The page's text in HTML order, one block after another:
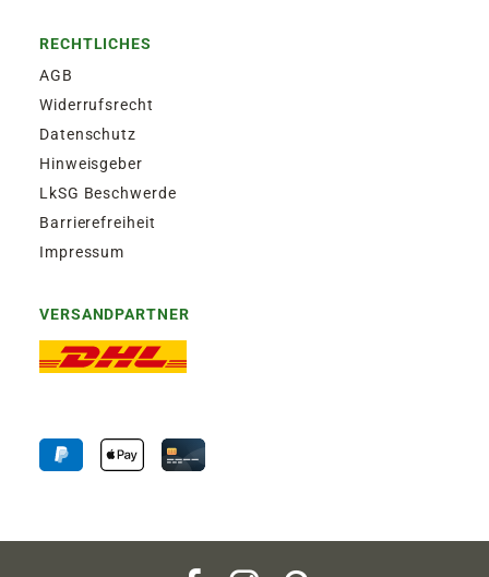
RECHTLICHES
AGB
Widerrufsrecht
Datenschutz
Hinweisgeber
LkSG Beschwerde
Barrierefreiheit
Impressum
VERSANDPARTNER